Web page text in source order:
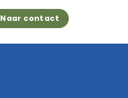
Naar contact